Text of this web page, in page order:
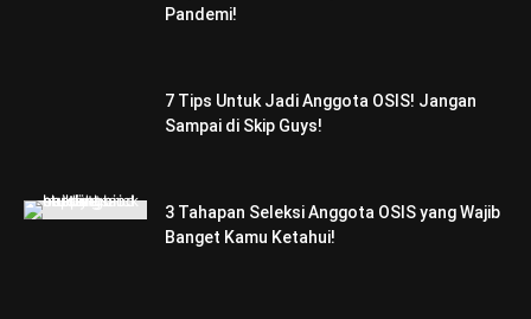
Pandemi!
7 Tips Untuk Jadi Anggota OSIS! Jangan
Sampai di Skip Guys!
3 Tahapan Seleksi Anggota OSIS yang Wajib
Banget Kamu Ketahui!